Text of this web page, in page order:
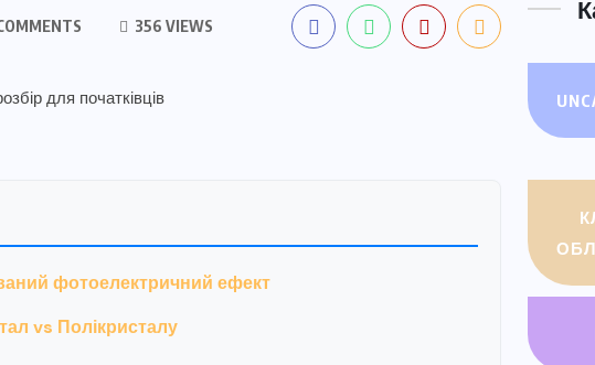
356 VIEWS
фотоелектричний ефект
vs Полікристалу